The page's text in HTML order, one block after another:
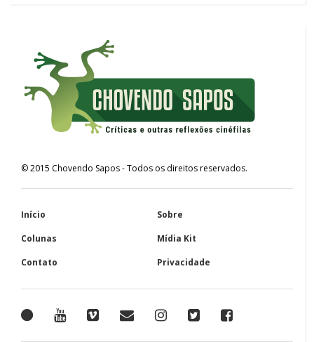
©2015 Chovendo Sapos- Todos os direitos reservados.
Início
Sobre
Colunas
Mídia Kit
Contato
Privacidade